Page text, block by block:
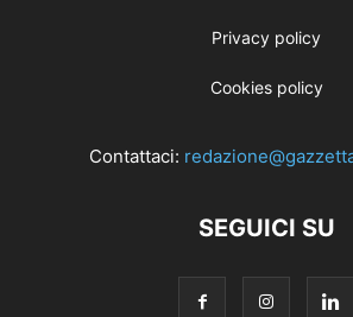
Privacy policy
Cookies policy
Contattaci:
SEGUICI SU